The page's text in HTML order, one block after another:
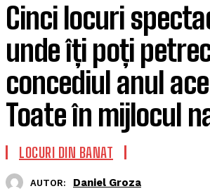
Cinci locuri
unde îți poți
concediul anul
Toate în mijlocul
LOCURI DIN BANAT
AUTOR: Daniel Groza